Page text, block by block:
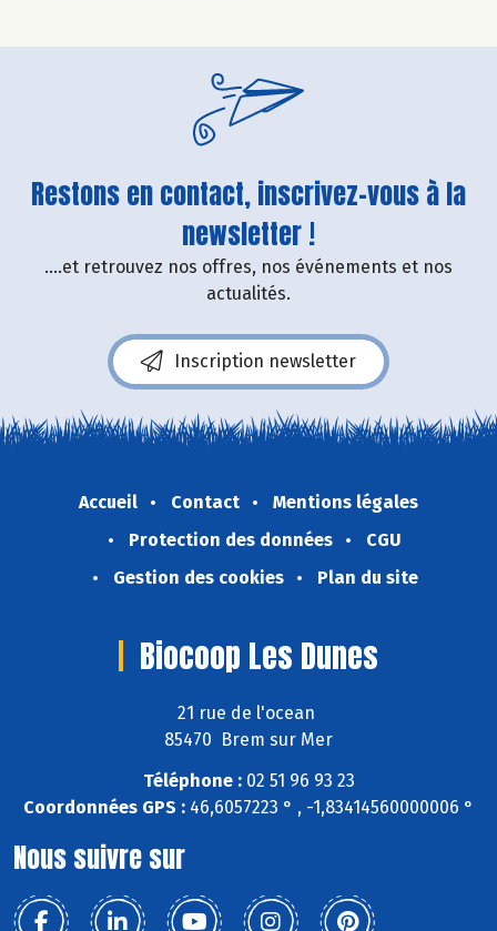
Restons en contact, inscrivez-vous à la
newsletter !
....et retrouvez nos offres, nos événements et nos
actualités.
Inscription newsletter
Accueil Contact
Mentions légales
Protection des données
CGU
Gestion des cookies
Plan du site
Biocoop Les Dunes
21 rue de l'ocean
85470 Brem sur Mer
Téléphone :02 51 96 93 23
Coordonnées GPS : 46,6057223 ° , -1,83414560000006 °
Nous suivre sur